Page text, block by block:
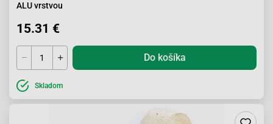
ALU vrstvou
15.31 €
Do košíka
Skladom